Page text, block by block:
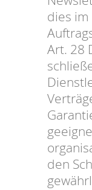
dies
Art. 28
den